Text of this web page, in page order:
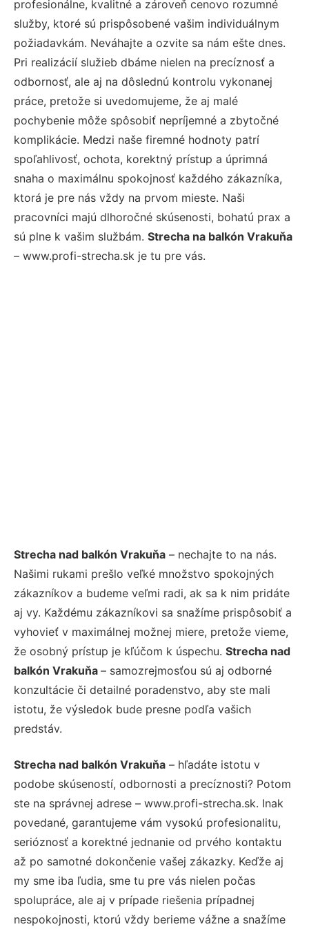
profesionálne, kvalitné a zároveň cenovo rozumné
služby, ktoré sú prispôsobené vašim individuálnym
požiadavkám. Neváhajte a ozvite sa nám ešte dnes.
Pri realizácií služieb dbáme nielen na precíznosť a
odbornosť, ale aj na dôslednú kontrolu vykonanej
práce, pretože si uvedomujeme, že aj malé
pochybenie môže spôsobiť nepríjemné a zbytočné
komplikácie. Medzi naše firemné hodnoty patrí
spoľahlivosť, ochota, korektný prístup a úprimná
snaha o maximálnu spokojnosť každého zákazníka,
ktorá je pre nás vždy na prvom mieste. Naši
pracovníci majú dlhoročné skúsenosti, bohatú prax a
sú plne k vašim službám. Strecha na balkón Vrakuňa
– www.profi-strecha.sk je tu pre vás.
Strecha nad balkón Vrakuňa – nechajte to na nás.
Našimi rukami prešlo veľké množstvo spokojných
zákazníkov a budeme veľmi radi, ak sa k nim pridáte
aj vy. Každému zákazníkovi sa snažíme prispôsobiť a
vyhovieť v maximálnej možnej miere, pretože vieme,
že osobný prístup je kľúčom k úspechu. Strecha nad
balkón Vrakuňa – samozrejmosťou sú aj odborné
konzultácie či detailné poradenstvo, aby ste mali
istotu, že výsledok bude presne podľa vašich
predstáv.
Strecha nad balkón Vrakuňa – hľadáte istotu v
podobe skúseností, odbornosti a precíznosti? Potom
ste na správnej adrese – www.profi-strecha.sk. Inak
povedané, garantujeme vám vysokú profesionalitu,
serióznosť a korektné jednanie od prvého kontaktu
až po samotné dokončenie vašej zákazky. Keďže aj
my sme iba ľudia, sme tu pre vás nielen počas
spolupráce, ale aj v prípade riešenia prípadnej
nespokojnosti, ktorú vždy berieme vážne a snažíme